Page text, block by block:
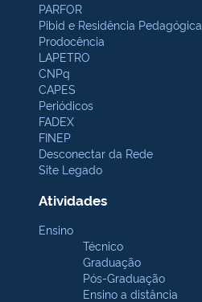
PARFOR
Pibid e Residência Pedagógica
Prodocência
LAPETRO
CNPq
CAPES
Periódicos
FADEX
FINEP
Desconectar da Rede
Site Legado
Atividades
Ensino
Técnico
Graduação
Pós-Graduação
Ensino a distância